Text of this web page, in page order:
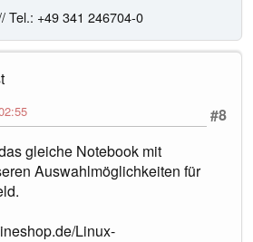
Tel.: +49 341 246704-0
#8
gleiche Notebook mit
Auswahlmöglichkeiten für
Linux-